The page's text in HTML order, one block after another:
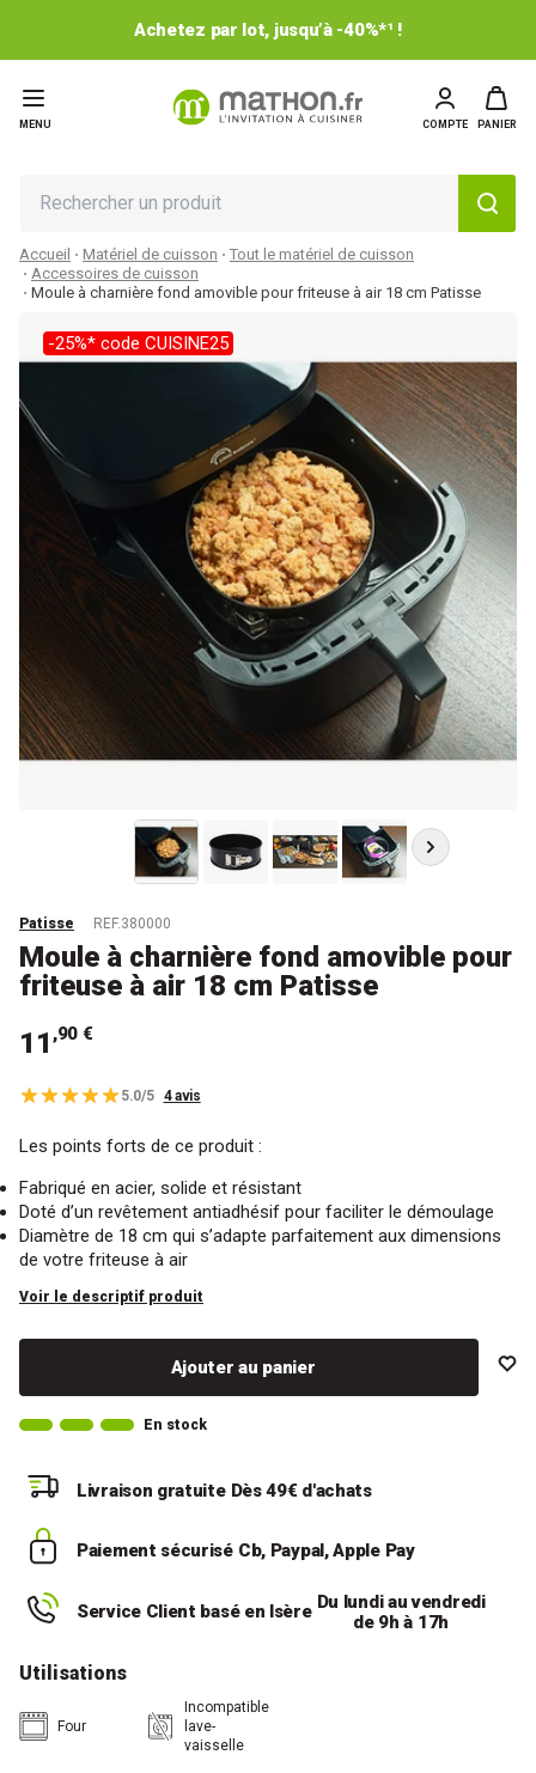
Achetez par lot, jusqu’à -40%*¹ !
MENU COMPTE PANIER
Accueil Matériel de cuisson
Tout le matériel de cuisson
Accessoires de cuisson
Moule à charnière fond amovible pour friteuse à air 18 cm Patisse
-25%* code CUISINE25
Patisse REF.380000
Moule à charnière fond amovible pour
friteuse à air 18 cm Patisse
11 ,90 €
5.0/5 4 avis
Les points forts de ce produit :
Fabriqué en acier, solide et résistant
Doté d’un revêtement antiadhésif pour faciliter le démoulage
Diamètre de 18 cm qui s’adapte parfaitement aux dimensions
de votre friteuse à air
Voir le descriptif produit
Ajouter au panier
En stock
Livraison gratuite Dès 49€ d'achats
Paiement sécurisé Cb, Paypal, Apple Pay
Service Client basé en Isère Du lundi au vendredi
de 9h à 17h
Utilisations
Four
Incompatible
lave-
vaisselle